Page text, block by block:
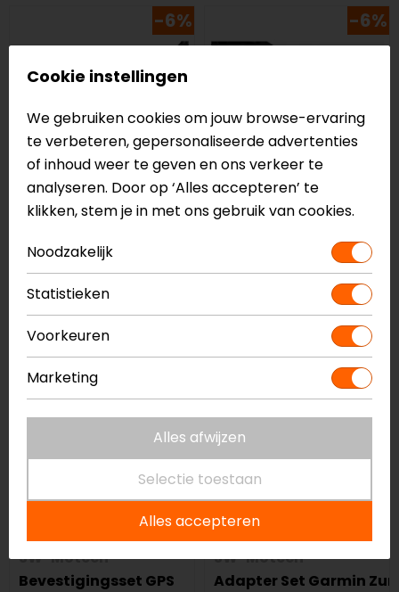
-6%
SW-Motech
Quick-Lock GPS
Montageset BMW
63,9559,99
-6%
SW-Motech
Quick-Lock GPS
63,9559,99
-7%
SW-Motech
Bevestigingsset GPS
-11%
SW-Motech
Adapter Set Garmin
Cookie instellingen
We gebruiken cookies om jouw browse-ervaring
te verbeteren, gepersonaliseerde advertenties
of inhoud weer te geven en ons verkeer te
analyseren. Door op ‘Alles accepteren’ te
klikken, stem je in met ons gebruik van cookies.
Noodzakelijk
Statistieken
Voorkeuren
Marketing
Alles afwijzen
Selectie toestaan
Alles accepteren